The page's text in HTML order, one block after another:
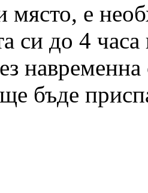
място, е
си до 4
бъде